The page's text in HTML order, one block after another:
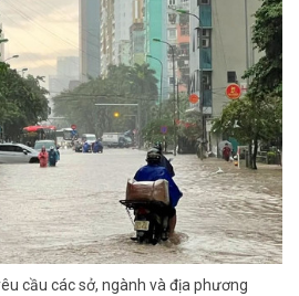
cầu các sở, ngành và địa phương